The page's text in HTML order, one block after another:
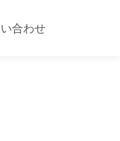
合わせ